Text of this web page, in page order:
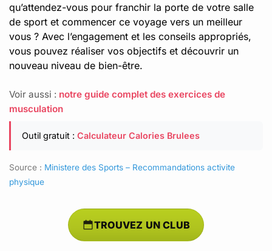
qu’attendez-vous pour franchir la porte de votre salle
de sport et commencer ce voyage vers un meilleur
vous ? Avec l’engagement et les conseils appropriés,
vous pouvez réaliser vos objectifs et découvrir un
nouveau niveau de bien-être.
Voir aussi : notre guide complet des exercices de
musculation
Outil gratuit : Calculateur Calories Brulees
Source : Ministere des Sports – Recommandations activite
physique
TROUVEZ UN CLUB